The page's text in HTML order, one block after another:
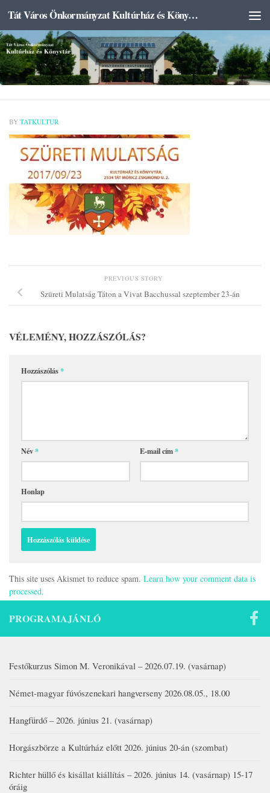
Skip to content Tát Város Önkormányzat Kultúrház és Könyvtár
BY TATKULTUR
PREVIOUS STORY
Szüreti Mulatság Táton a Vivat Bacchussal szeptember 23-án
VÉLEMÉNY, HOZZÁSZÓLÁS?
Hozzászólás*
Név* E-mail cím*
Honlap
This site uses Akismet to reduce spam. Learn how your comment data is
processed.
PROGRAMAJÁNLÓ
Festőkurzus Simon M. Veronikával – 2026.07.19. (vasárnap)
Német-magyar fúvószenekari hangverseny 2026.08.05., 18.00
Hangfürdő – 2026. június 21. (vasárnap)
Horgászbörze a Kultúrház előtt 2026. június 20-án (szombat)
Richter hüllő és kisállat kiállítás – 2026. június 14. (vasárnap) 15-17
óráig